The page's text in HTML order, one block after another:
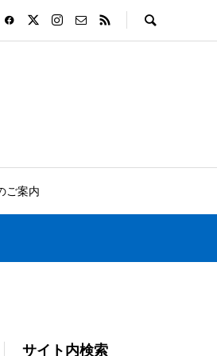
ご案内
サイト内検索